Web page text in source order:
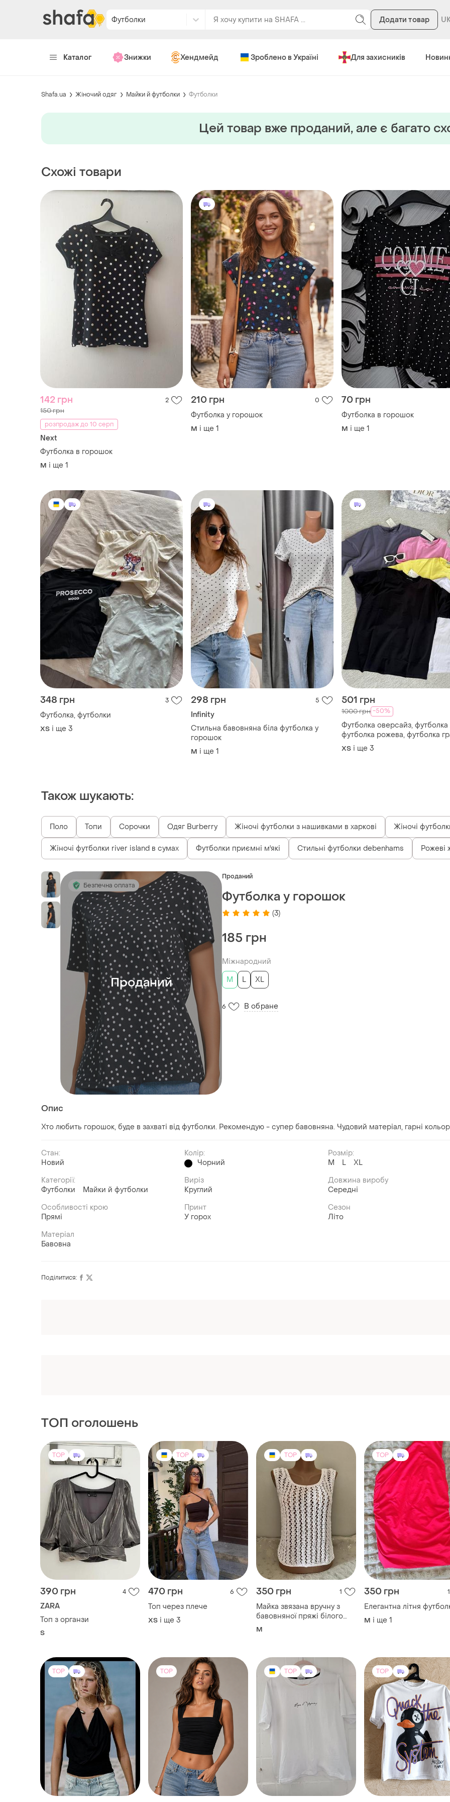
Футболки Додати товар
Каталог Знижки Хендмейд Зроблено в Україні Для захисників
Shafa.ua Жіночий одяг Майки й футболки Футболки
Цей товар вже проданий, але є багато
Схожі товари
142 грн 2
150 грн
розпродаж до 10 серп
Next
Футболка в горошок
M і ще 1
210 грн 0
Футболка у горошок
M і ще 1
70 грн
Футболка в горошок
M і ще 1
348 грн 3
Футболка, футболки
ХS і ще 3
298 грн 5
Infinity
Стильна бавовняна біла футболка у
горошок
M і ще 1
501 грн
1000 грн -50%
Футболка оверсайз, футболка
футболка рожева, футболка
футболка чорна, футболка біла
ХS і ще 3
Також шукають:
Поло Топи Сорочки Одяг Burberry Жіночі футболки з нашивками в харкові Жіночі
Жіночі футболки river island в сумах Футболки приємні м'які Стильні футболки debenhams Рожеві
Безпечна оплата
Проданий
Проданий
Футболка у горошок
(3)
185 грн
Міжнародний
M
L XL
6 В обране
Опис
Хто любить горошок, буде в захваті від футболки. Рекомендую - супер бавовняна. Чудовий матеріал, гарні
Стан:
Новий
Колір:
Чорний
Розмір:
M
L
XL
Категорії:
Футболки
Майки й футболки
Виріз
Круглий
Довжина виробу
Середні
Особливості крою
Прямі
Принт
У горох
Сезон
Літо
Матеріал
Бавовна
Поділитися:
ТОП оголошень
TOP
390 грн 4
ZARA
Топ з органзи
S
TOP
470 грн 6
Топ через плече
ХS і ще 3
TOP
350 грн 1
Майка звязана вручну з
бавовняної пряжі білого
кольору.
M
TOP
350 грн 1
Елегантна літня
M і ще 1
TOP TOP TOP TOP